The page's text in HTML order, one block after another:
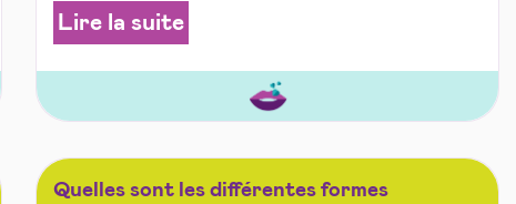
Lire la suite
Quelles sont les différentes formes